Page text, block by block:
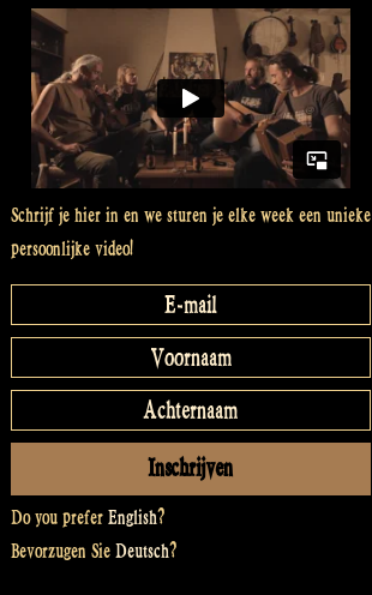
Schrijf je hier in en we sturen je elke week een unieke
persoonlijke video!
Do you prefer English?
Bevorzugen Sie Deutsch?